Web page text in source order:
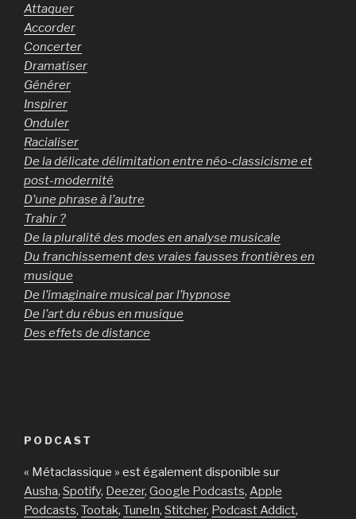
Attaquer
Accorder
Concerter
Dramatiser
Générer
Inspirer
Onduler
Racialiser
De la délicate délimitation entre néo-classicisme et
post-modernité
D’une phrase à l’autre
Trahir ?
De la pluralité des modes en analyse musicale
Du franchissement des vraies fausses frontières en
musique
De l’imaginaire musical par l’hypnose
De l’art du rébus en musique
Des effets de distance
PODCAST
« Métaclassique » est également disponible sur
Ausha, Spotify, Deezer, Google Podcasts, Apple
Podcasts, Tootak, TuneIn, Stitcher, Podcast Addict,